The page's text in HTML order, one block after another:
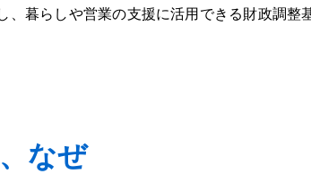
暮らしや営業の支援に活用できる財政調整
なぜ